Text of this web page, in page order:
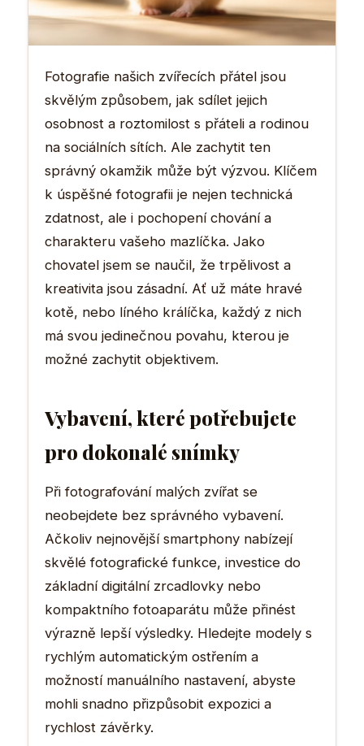
Fotografie našich zvířecích přátel jsou
skvělým způsobem, jak sdílet jejich
osobnost a roztomilost s přáteli a rodinou
na sociálních sítích. Ale zachytit ten
správný okamžik může být výzvou. Klíčem
k úspěšné fotografii je nejen technická
zdatnost, ale i pochopení chování a
charakteru vašeho mazlíčka. Jako
chovatel jsem se naučil, že trpělivost a
kreativita jsou zásadní. Ať už máte hravé
kotě, nebo líného králíčka, každý z nich
má svou jedinečnou povahu, kterou je
možné zachytit objektivem.
Vybavení, které potřebujete
pro dokonalé snímky
Při fotografování malých zvířat se
neobejdete bez správného vybavení.
Ačkoliv nejnovější smartphony nabízejí
skvělé fotografické funkce, investice do
základní digitální zrcadlovky nebo
kompaktního fotoaparátu může přinést
výrazně lepší výsledky. Hledejte modely s
rychlým automatickým ostřením a
možností manuálního nastavení, abyste
mohli snadno přizpůsobit expozici a
rychlost závěrky.